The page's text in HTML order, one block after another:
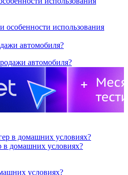
автомобиля?
в домашних условиях?